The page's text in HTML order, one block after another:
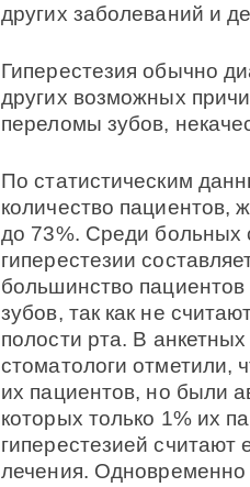
других заболеваний и
Гиперестезия обычно
других возможных
переломы зубов,
По статистическим
количество пациентов,
до 73%. Среди больных
гиперестезии
большинство пациентов
зубов, так как не
полости рта. В
стоматологи отметили,
их пациентов, но были
которых только 1% их
гиперестезией
лечения. Одновременно